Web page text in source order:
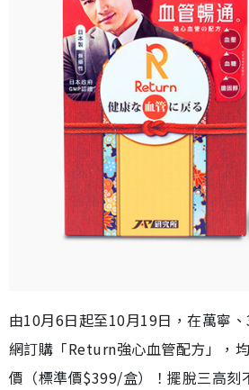
由10月6日起至10月19日，在萬寧
網訂購「Return強心血管配方」，
價（標準價$399/盒）！擺脫三高刻